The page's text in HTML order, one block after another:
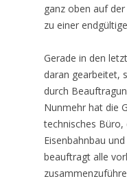
ganz oben auf
zu einer
Gerade in den
daran gearbeitet,
durch
Nunmehr hat die
technisches Büro,
Eisenbahnbau
beauftragt alle